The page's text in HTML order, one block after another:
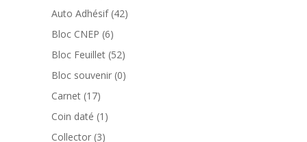
produits
Auto Adhésif 4242
Bloc CNEP 66
produits
Bloc Feuillet 5252
produits
Bloc souvenir 00
Carnet 1717
produits
Coin daté 1 1
produit
Collector 33